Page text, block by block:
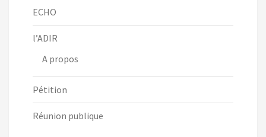
ECHO
l’ADIR
A propos
Pétition
Réunion publique